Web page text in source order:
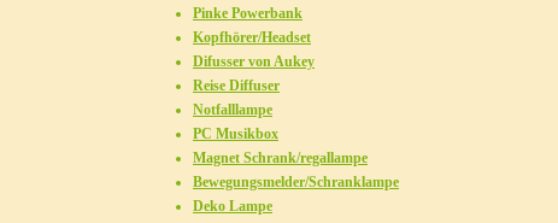
Pinke Powerbank
Kopfhörer/Headset
Difusser von Aukey
Reise Diffuser
Notfalllampe
PC Musikbox
Magnet Schrank/regallampe
Bewegungsmelder/Schranklampe
Deko Lampe